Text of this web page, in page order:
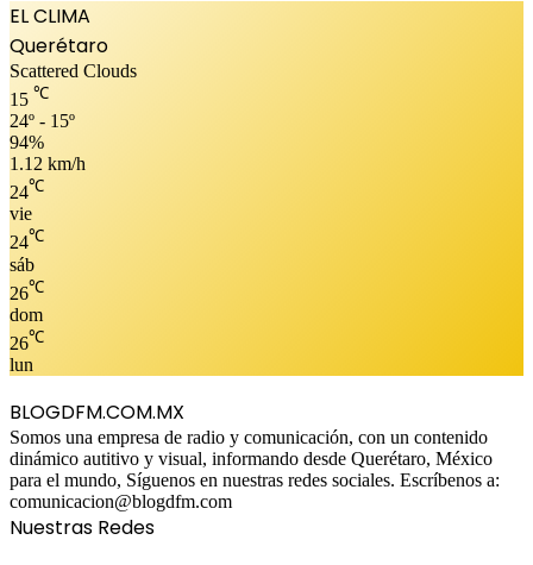
EL CLIMA
Querétaro
Scattered Clouds
15 ℃
24º - 15º
94%
1.12 km/h
24℃
vie
24℃
sáb
26℃
dom
26℃
lun
BLOGDFM.COM.MX
Somos una empresa de radio y comunicación, con un contenido
dinámico autitivo y visual, informando desde Querétaro, México
para el mundo, Síguenos en nuestras redes sociales. Escríbenos a:
comunicacion@blogdfm.com
Nuestras Redes